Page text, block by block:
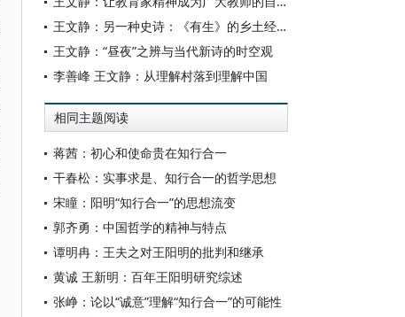
王文静：另一种史诗：《有生》的乡土经验、女性书写和抒情变奏
王文静：“昼夜”之辨与当代新诗的时空观
李善峰 王文静：从理解村落到理解中国
相同主题阅读
蒋茜：初心和使命贵在知行合一
干春松：实事求是、知行合一的哲学思想
宋瞳：阳明“知行合一”的思想流变
郭齐勇：中国哲学的精神与特点
谭明冉：王夫之对王阳明的批判和继承
黄诚 王新明：百年王阳明研究综述
张峥：论以“诚意”理解“知行合一”的可能性